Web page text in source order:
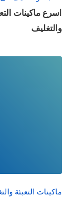
اسرع ماكينات
والتغليف
ماكينات التعبئة